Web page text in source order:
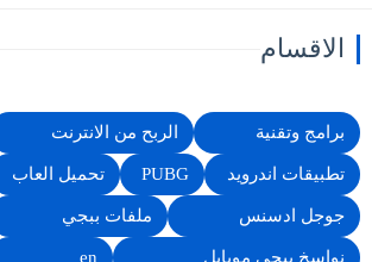
الاقسام
برامج وتقنية الربح من الانترنت
تطبيقات اندرويد PUBG تحميل العاب
جوجل ادسنس ملفات ببجي
نواسخ ببجي موبايل en